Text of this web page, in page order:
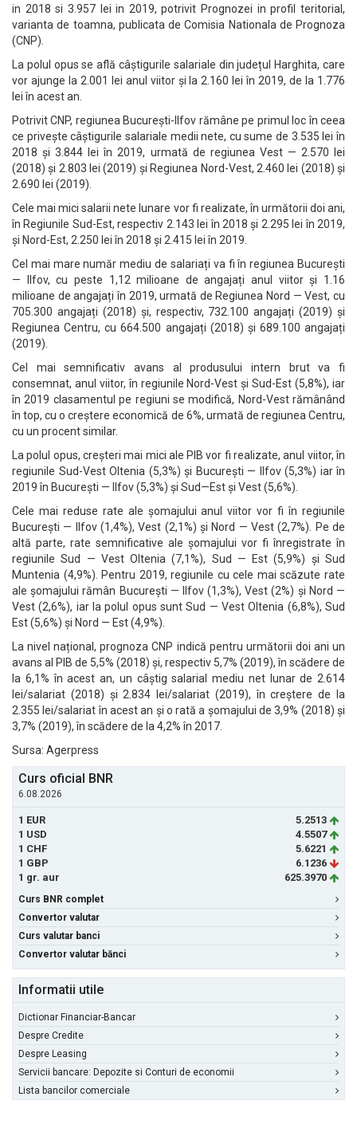
in 2018 si 3.957 lei in 2019, potrivit Prognozei in profil teritorial,
varianta de toamna, publicata de Comisia Nationala de Prognoza
(CNP).
La polul opus se află câștigurile salariale din județul Harghita, care
vor ajunge la 2.001 lei anul viitor și la 2.160 lei în 2019, de la 1.776
lei în acest an.
Potrivit CNP, regiunea București-Ilfov rămâne pe primul loc în ceea
ce privește câștigurile salariale medii nete, cu sume de 3.535 lei în
2018 și 3.844 lei în 2019, urmată de regiunea Vest — 2.570 lei
(2018) și 2.803 lei (2019) și Regiunea Nord-Vest, 2.460 lei (2018) și
2.690 lei (2019).
Cele mai mici salarii nete lunare vor fi realizate, în următorii doi ani,
în Regiunile Sud-Est, respectiv 2.143 lei în 2018 și 2.295 lei în 2019,
și Nord-Est, 2.250 lei în 2018 și 2.415 lei în 2019.
Cel mai mare număr mediu de salariați va fi în regiunea București
— Ilfov, cu peste 1,12 milioane de angajați anul viitor și 1.16
milioane de angajați în 2019, urmată de Regiunea Nord — Vest, cu
705.300 angajați (2018) și, respectiv, 732.100 angajați (2019) și
Regiunea Centru, cu 664.500 angajați (2018) și 689.100 angajați
(2019).
Cel mai semnificativ avans al produsului intern brut va fi
consemnat, anul viitor, în regiunile Nord-Vest și Sud-Est (5,8%), iar
în 2019 clasamentul pe regiuni se modifică, Nord-Vest rămânând
în top, cu o creștere economică de 6%, urmată de regiunea Centru,
cu un procent similar.
La polul opus, creșteri mai mici ale PIB vor fi realizate, anul viitor, în
regiunile Sud-Vest Oltenia (5,3%) și București — Ilfov (5,3%) iar în
2019 în București — Ilfov (5,3%) și Sud—Est și Vest (5,6%).
Cele mai reduse rate ale șomajului anul viitor vor fi în regiunile
București — Ilfov (1,4%), Vest (2,1%) și Nord — Vest (2,7%). Pe de
altă parte, rate semnificative ale șomajului vor fi înregistrate în
regiunile Sud — Vest Oltenia (7,1%), Sud — Est (5,9%) și Sud
Muntenia (4,9%). Pentru 2019, regiunile cu cele mai scăzute rate
ale șomajului rămân București — Ilfov (1,3%), Vest (2%) și Nord —
Vest (2,6%), iar la polul opus sunt Sud — Vest Oltenia (6,8%), Sud
Est (5,6%) și Nord — Est (4,9%).
La nivel național, prognoza CNP indică pentru următorii doi ani un
avans al PIB de 5,5% (2018) și, respectiv 5,7% (2019), în scădere de
la 6,1% în acest an, un câștig salarial mediu net lunar de 2.614
lei/salariat (2018) și 2.834 lei/salariat (2019), în creștere de la
2.355 lei/salariat în acest an și o rată a șomajului de 3,9% (2018) și
3,7% (2019), în scădere de la 4,2% în 2017.
Sursa: Agerpress
Curs oficial BNR
6.08.2026
1 EUR
5.2513
1 USD
4.5507
1 CHF
5.6221
1 GBP
6.1236
1 gr. aur
625.3970
Curs BNR complet
Convertor valutar
Curs valutar banci
Convertor valutar bănci
Informatii utile
Dictionar Financiar-Bancar
Despre Credite
Despre Leasing
Servicii bancare: Depozite si Conturi de economii
Lista bancilor comerciale